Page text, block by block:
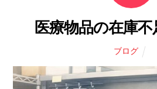
医療物品の在庫
ブログ